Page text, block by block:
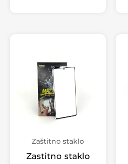
Zaštitno staklo
Zastitno staklo